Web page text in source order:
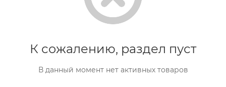
К сожалению, раздел пуст
В данный момент нет активных товаров